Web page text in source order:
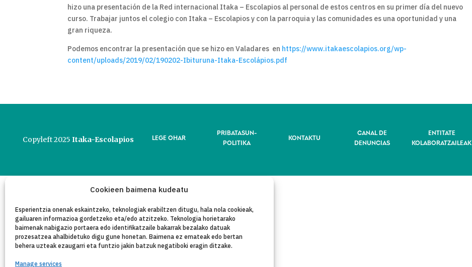
Cookieen baimena kudeatu
Esperientzia onenak eskaintzeko, teknologiak erabiltzen ditugu, hala nola cookieak,
gailuaren informazioa gordetzeko eta/edo atzitzeko. Teknologia horietarako
baimenak nabigazio portaera edo identifikatzaile bakarrak bezalako datuak
prozesatzea ahalbidetuko digu gune honetan. Baimena ez emateak edo bertan
behera uzteak ezaugarri eta funtzio jakin batzuk negatiboki eragin ditzake.
Manage services
hizo una presentación de la Red internacional Itaka – Escolapios al personal de estos centros en su primer día del nuevo
curso. Trabajar juntos el colegio con Itaka – Escolapios y con la parroquia y las comunidades es una oportunidad y una
gran riqueza.
Podemos encontrar la presentación que se hizo en Valadares en https://www.itakaescolapios.org/wp-
content/uploads/2019/02/190202-Ibituruna-Itaka-Escolápios.pdf
Copyleft 2025 Itaka-Escolapios LEGE OHAR
PRIBATASUN-
POLITIKA
KONTAKTU
CANAL DE
DENUNCIAS
ENTITATE
KOLABORATZAILEAK